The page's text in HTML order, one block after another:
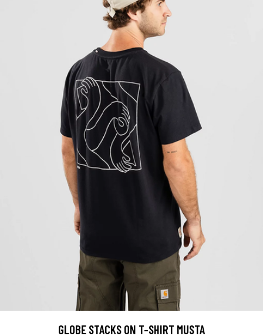
GLOBE STACKS ON T-SHIRT MUSTA